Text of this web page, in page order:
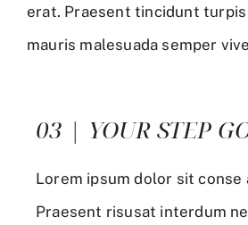
erat. Praesent tincidunt
mauris malesuada semper
03 | YOUR STEP
Lorem ipsum dolor sit conse
Praesent risusat interdum